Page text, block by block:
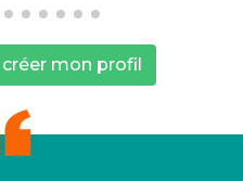
mon profil